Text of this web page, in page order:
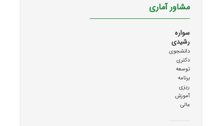
مشاور آماری
سواره
رشیدی
دانشجوی
دکتری
توسعه
برنامه
ریزی
آموزش
عالی